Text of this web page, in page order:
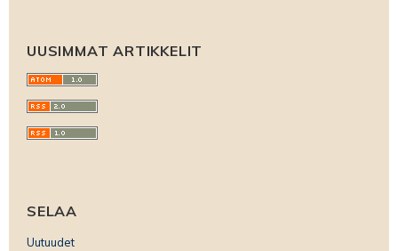
UUSIMMAT ARTIKKELIT
SELAA
Uutuudet